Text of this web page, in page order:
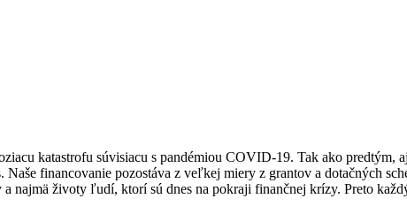
katastrofu súvisiacu s pandémiou COVID-19. Tak ako predtým,
financovanie pozostáva z veľkej miery z grantov a dotačných
najmä životy ľudí, ktorí sú dnes na pokraji finančnej krízy. Preto